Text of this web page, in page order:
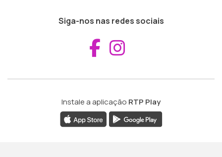
Siga-nos nas redes sociais
Aceder ao
Instale a aplicação RTP Play